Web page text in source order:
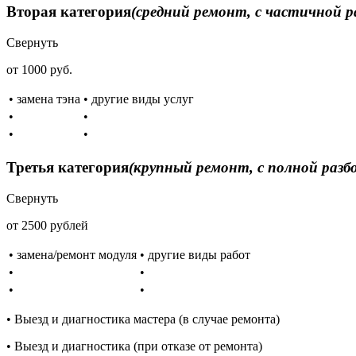
Вторая категория(средний ремонт, с частичной
Свернуть
от 1000 руб.
• замена тэна • другие виды услуг
•
•
•
•
Третья категория(крупный ремонт, с полной
Свернуть
от 2500 рублей
• замена/ремонт модуля • другие виды работ
•
•
•
•
• Выезд и диагностика мастера (в случае ремонта)
• Выезд и диагностика (при отказе от ремонта)